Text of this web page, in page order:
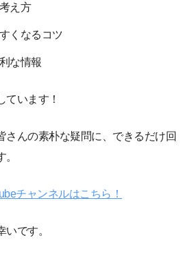
え方
くなるコツ
な情報
ています！
さんの素朴な疑問に、できるだけ回
チャンネルはこちら！
です。